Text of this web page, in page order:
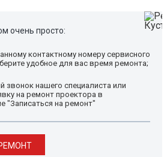
очень просто:
контактному номеру сервисного
удобное для вас время ремонта;
звонок нашего специалиста или
на ремонт проектора в
"Записаться на ремонт"